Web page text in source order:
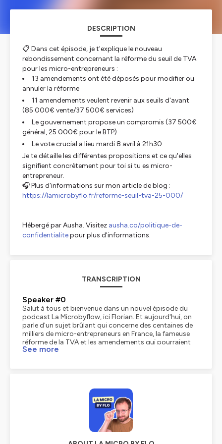
DESCRIPTION
📋 Dans cet épisode, je t'explique le nouveau
rebondissement concernant la réforme du seuil de TVA
pour les micro-entrepreneurs :
13 amendements ont été déposés pour modifier ou
annuler la réforme
11 amendements veulent revenir aux seuils d'avant
(85 000€ vente/37 500€ services)
Le gouvernement propose un compromis (37 500€
général, 25 000€ pour le BTP)
Le vote crucial a lieu mardi 8 avril à 21h30
Je te détaille les différentes propositions et ce qu'elles
signifient concrètement pour toi si tu es micro-
entrepreneur.
🎧 Plus d'informations sur mon article de blog :
https://lamicrobyflo.fr/reforme-seuil-tva-25-000/
Hébergé par Ausha. Visitez ausha.co/politique-de-
confidentialitepour plus d'informations.
TRANSCRIPTION
Speaker #0
Salut à tous et bienvenue dans un nouvel épisode du
podcast La Microbyflow, ici Florian. Et aujourd'hui, on
parle d'un sujet brûlant qui concerne des centaines de
milliers de micro-entrepreneurs en France, la fameuse
réforme de la TVA et les amendements qui pourraient
bien tout changer. Ausha tes écouteurs car on va
de finances de 2025, le gouvernement a décidé de
baisser le seuil de franchise en base de TVA à 25 000
euros pour toutes les micro-entreprises. Comme tu le
sais, une mesure qui a créé un énorme tollé et pour
cause. Jusqu'à présent, on pouvait facturer sans TVA
jusqu'à 85 000 euros pour la vente ou 37 500 euros
See more